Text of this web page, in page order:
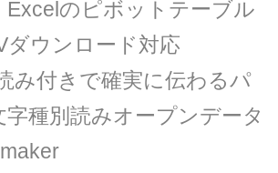
Excelのピボットテーブル
ダウンロード対応
み付きで確実に伝わるパ
字種別読みオープンデータ